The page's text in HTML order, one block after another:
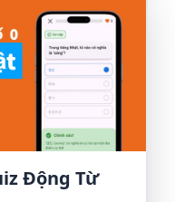
Động Từ